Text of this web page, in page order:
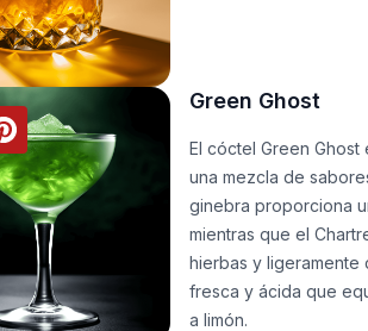
Green Ghost
El cóctel Green
una mezcla de
ginebra proporciona
mientras que el
hierbas y ligeramente
fresca y ácida que
a limón.